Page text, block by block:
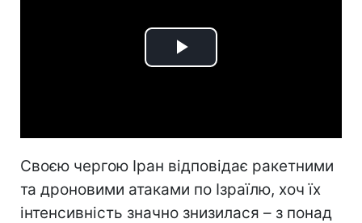
Play
Своєю чергою Іран відповідає ракетними
та дроновими атаками по Ізраїлю, хоч їх
інтенсивність значно знизилася – з понад